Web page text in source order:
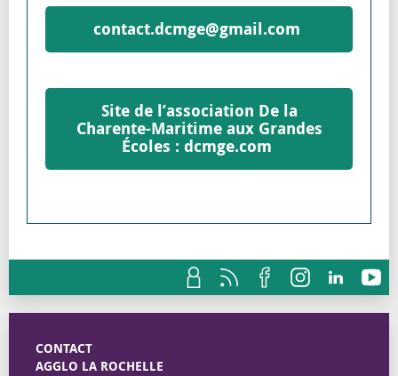
contact.dcmge@gmail.com
Site de l’association De la
Charente-Maritime aux Grandes
Écoles : dcmge.com
CONTACT
AGGLO LA ROCHELLE